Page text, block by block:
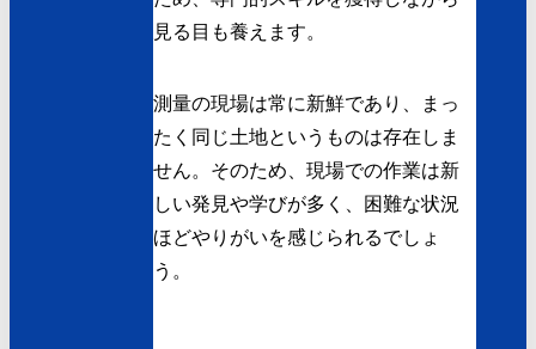
見る目も養えます。
測量の現場は常に新鮮であり、まっ
たく同じ土地というものは存在しま
せん。そのため、現場での作業は新
しい発見や学びが多く、困難な状況
ほどやりがいを感じられるでしょ
う。